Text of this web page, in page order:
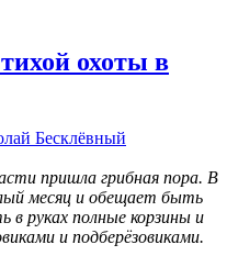
охоты в
Бесклёвный
пришла грибная пора. В
месяц и обещает быть
в руках полные корзины и
и подберёзовиками.